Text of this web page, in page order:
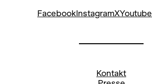
FacebookInstagramXYoutube
Kontakt